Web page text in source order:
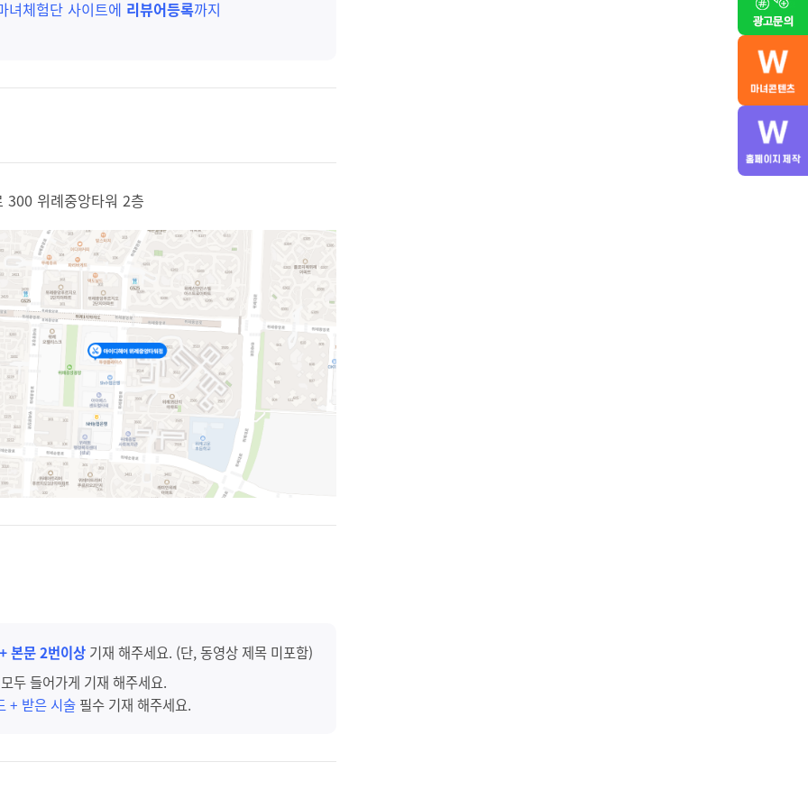
녀체험단 사이트에 리뷰어등록까지
300 위례중앙타워 2층
본문 2번이상 기재 해주세요. (단, 동영상 제목 미포함)
모두 들어가게 기재 해주세요.
+ 받은 시술 필수 기재 해주세요.